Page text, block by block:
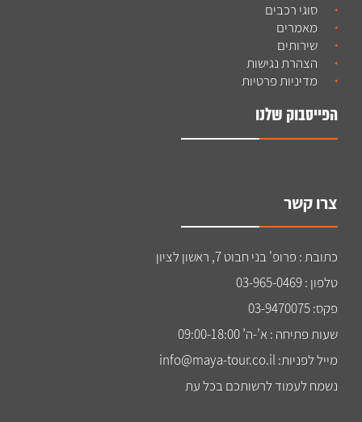
סוגי רכבים
מאמרים
שירותים
הצהרת נגישות
מדיניות פרטיות
הפייסבוק שלנו
צרו קשר
כתובת : פרופ' בני חבוט 7, ראשון לציון
טלפון : 03-965-0469
פקס: 03-9470075
שעות פתיחה : א’-ה’ 09:00-18:00
מייל לפניות: info@maya-tour.co.il
נשמח לעמוד לרשותכם בכל עת